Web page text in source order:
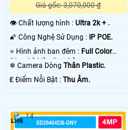
Giá gốc: 3,070,000 ₫
👁 Chất lượng hình : Ultra 2k + .
🌠 Công Nghệ Sử Dụng : IP POE.
⭐ Hình ảnh ban đêm : Full Color
50m Có Màu Ban Ðêm.
❄ Camera Dòng Thân Plastic.
️₤ Điểm Nỗi Bật : Thu Âm.
14